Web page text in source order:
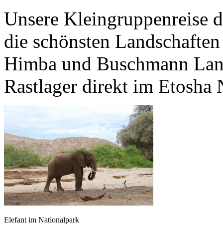
Unsere Kleingruppenreise
die schönsten
Himba und Buschmann
Rastlager direkt im Etosha
Elefant im Nationalpark